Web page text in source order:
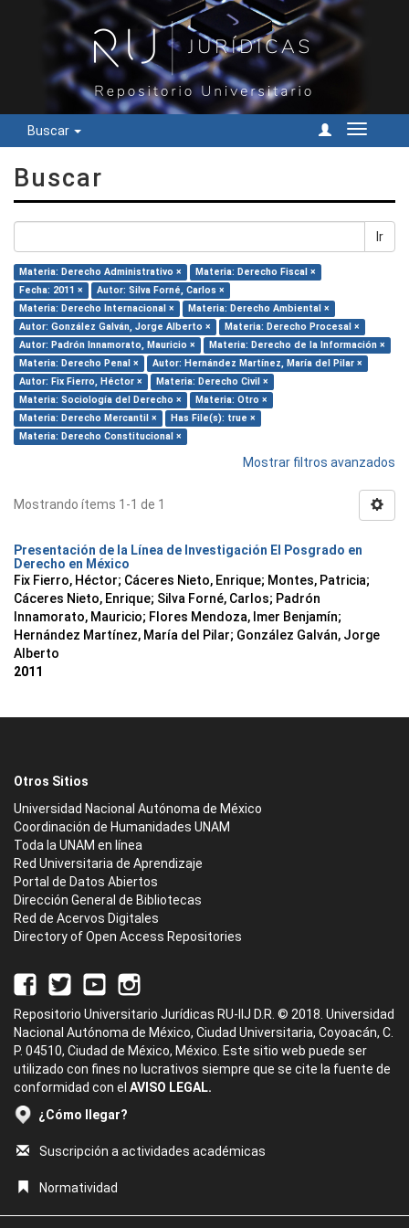
Buscar
Cambiar
Buscar
Ir
Materia: Derecho Administrativo ×
Materia: Derecho Fiscal ×
Fecha: 2011 ×
Autor: Silva Forné, Carlos ×
Materia: Derecho Internacional ×
Materia: Derecho Ambiental ×
Autor: González Galván, Jorge Alberto ×
Materia: Derecho Procesal ×
Autor: Padrón Innamorato, Mauricio ×
Materia: Derecho de la Información ×
Materia: Derecho Penal ×
Autor: Hernández Martínez, María del Pilar ×
Autor: Fix Fierro, Héctor ×
Materia: Derecho Civil ×
Materia: Sociología del Derecho ×
Materia: Otro ×
Materia: Derecho Mercantil ×
Has File(s): true ×
Materia: Derecho Constitucional ×
Mostrar filtros avanzados
Mostrando ítems 1-1 de 1
Presentación de la Línea de Investigación El Posgrado en
Derecho en México
Fix Fierro, Héctor; Cáceres Nieto, Enrique; Montes, Patricia;
Cáceres Nieto, Enrique; Silva Forné, Carlos; Padrón
Innamorato, Mauricio; Flores Mendoza, Imer Benjamín;
Hernández Martínez, María del Pilar; González Galván, Jorge
Alberto
2011
Otros Sitios
Universidad Nacional Autónoma de México
Coordinación de Humanidades UNAM
Toda la UNAM en línea
Red Universitaria de Aprendizaje
Portal de Datos Abiertos
Dirección General de Bibliotecas
Red de Acervos Digitales
Directory of Open Access Repositories
Repositorio Universitario Jurídicas RU-IIJ D.R. © 2018. Universidad
Nacional Autónoma de México, Ciudad Universitaria, Coyoacán, C.
P. 04510, Ciudad de México, México. Este sitio web puede ser
utilizado con fines no lucrativos siempre que se cite la fuente de
conformidad con el AVISO LEGAL.
¿Cómo llegar?
Suscripción a actividades académicas
Normatividad